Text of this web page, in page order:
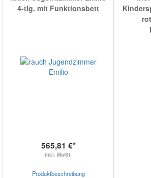
4-tlg. mit Funktionsbett
565,81 €*
inkl. MwSt.
Produktbeschreibung